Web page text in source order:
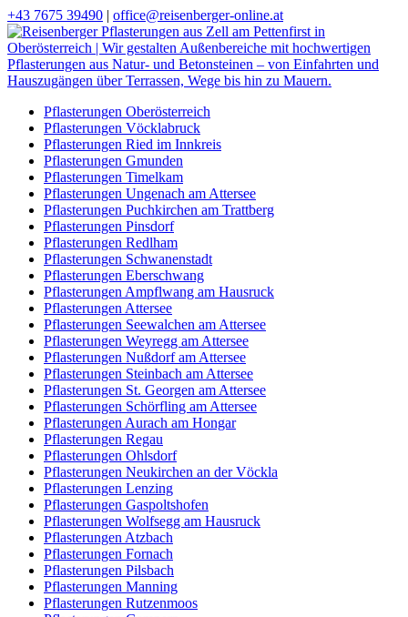
+43 7675 39490 | office@reisenberger-online.at
Pflasterungen Oberösterreich
Pflasterungen Vöcklabruck
Pflasterungen Ried im Innkreis
Pflasterungen Gmunden
Pflasterungen Timelkam
Pflasterungen Ungenach am Attersee
Pflasterungen Puchkirchen am Trattberg
Pflasterungen Pinsdorf
Pflasterungen Redlham
Pflasterungen Schwanenstadt
Pflasterungen Eberschwang
Pflasterungen Ampflwang am Hausruck
Pflasterungen Attersee
Pflasterungen Seewalchen am Attersee
Pflasterungen Weyregg am Attersee
Pflasterungen Nußdorf am Attersee
Pflasterungen Steinbach am Attersee
Pflasterungen St. Georgen am Attersee
Pflasterungen Schörfling am Attersee
Pflasterungen Aurach am Hongar
Pflasterungen Regau
Pflasterungen Ohlsdorf
Pflasterungen Neukirchen an der Vöckla
Pflasterungen Lenzing
Pflasterungen Gaspoltshofen
Pflasterungen Wolfsegg am Hausruck
Pflasterungen Atzbach
Pflasterungen Fornach
Pflasterungen Pilsbach
Pflasterungen Manning
Pflasterungen Rutzenmoos